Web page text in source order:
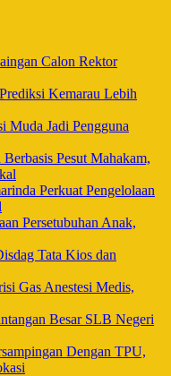
Calon Rektor
Kemarau Lebih
Muda Jadi Pengguna
Pesut Mahakam,
Perkuat Pengelolaan
Persetubuhan Anak,
Tata Kios dan
Gas Anestesi Medis,
Besar SLB Negeri
Dengan TPU,